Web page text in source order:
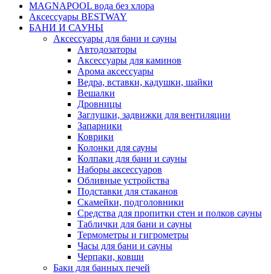
MAGNAPOOL вода без хлора
Аксессуары BESTWAY
БАНИ И САУНЫ
Аксессуары для бани и сауны
Автодозаторы
Аксессуары для каминов
Арома аксессуары
Ведра, вставки, кадушки, шайки
Вешалки
Дровницы
Заглушки, задвижки для вентиляции
Запарники
Коврики
Колонки для сауны
Колпаки для бани и сауны
Наборы аксессуаров
Обливные устройства
Подставки для стаканов
Скамейки, подголовники
Средства для пропитки стен и полков сауны
Таблички для бани и сауны
Термометры и гигрометры
Часы для бани и сауны
Черпаки, ковши
Баки для банных печей